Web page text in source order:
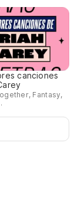
canciones
Fantasy,